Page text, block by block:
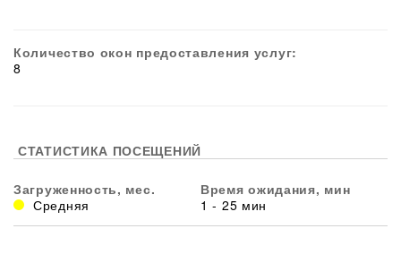
Количество окон предоставления услуг:
8
СТАТИСТИКА ПОСЕЩЕНИЙ
Загруженность, мес.
Средняя
Время ожидания, мин
1 - 25 мин